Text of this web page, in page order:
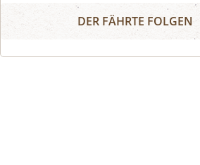
essen, Alpakas versorgen,
fangen, Fährtenlesen lernen,
Naturerlebnis
DER FÄHRTE FOLGEN